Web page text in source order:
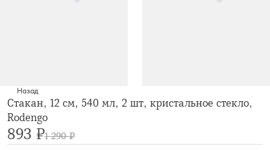
Назад
Стакан, 12 см, 540 мл, 2 шт, кристальное стекло,
Rodengo
893 ₽1 290 ₽